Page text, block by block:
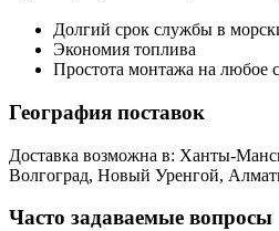
Долгий срок службы в
Экономия топлива
Простота монтажа на любое
География поставок
Доставка возможна в: Ханты-
Волгоград, Новый Уренгой,
Часто задаваемые вопросы